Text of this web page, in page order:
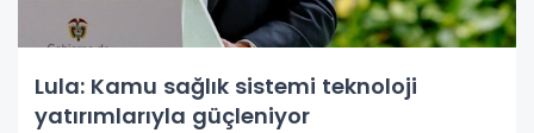
Lula: Kamu sağlık sistemi teknoloji
yatırımlarıyla güçleniyor